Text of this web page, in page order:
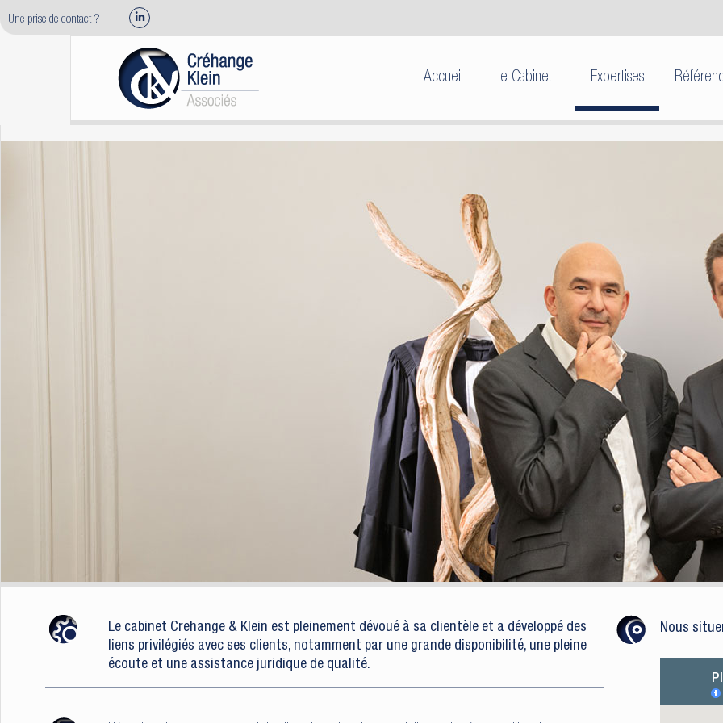
Une prise de contact ?
Accueil Le Cabinet Expertises
Le cabinet Crehange & Klein est pleinement dévoué à sa clientèle et a développé des
liens privilégiés avec ses clients, notamment par une grande disponibilité, une pleine
écoute et une assistance juridique de qualité.
Nous